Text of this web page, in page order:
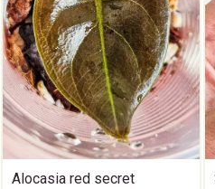
Alocasia red secret